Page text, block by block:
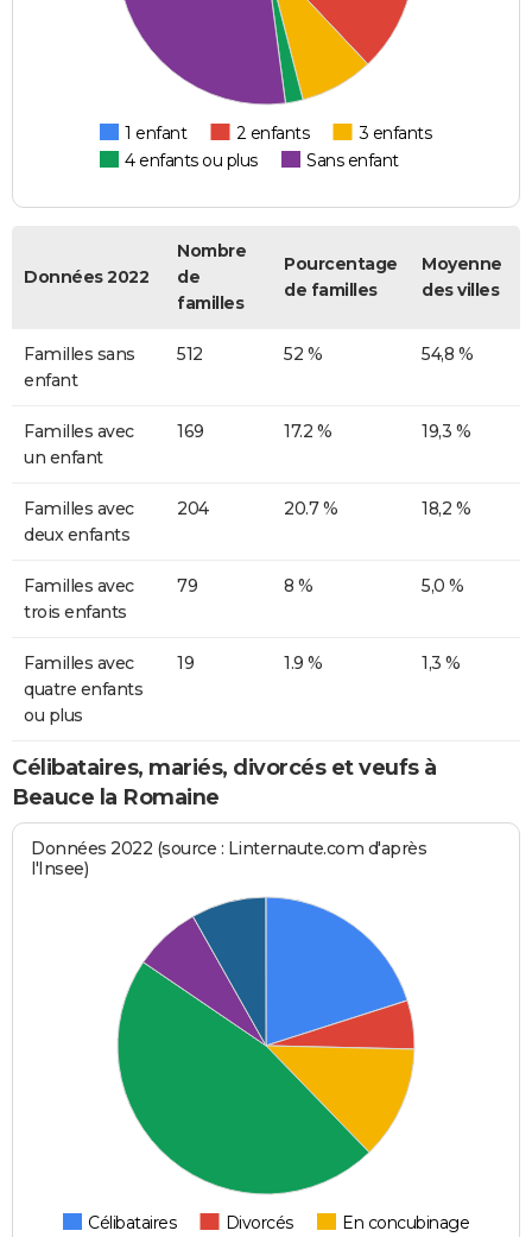
1 enfant 2 enfants
3 enfants
4 enfants ou plus
Sans enfant
Données 2022
Nombre
de
familles
Pourcentage
de familles
Moyenne
des villes
Familles sans
enfant
512 52 % 54,8 %
Familles avec
un enfant
169 17.2 % 19,3 %
Familles avec
deux enfants
204 20.7 % 18,2 %
Familles avec
trois enfants
79 8 % 5,0 %
Familles avec
quatre enfants
ou plus
19 1.9 % 1,3 %
Célibataires, mariés, divorcés et veufs à
Beauce la Romaine
Données 2022 (source : Linternaute.com d'après
l'Insee)
Célibataires Divorcés
En concubinage